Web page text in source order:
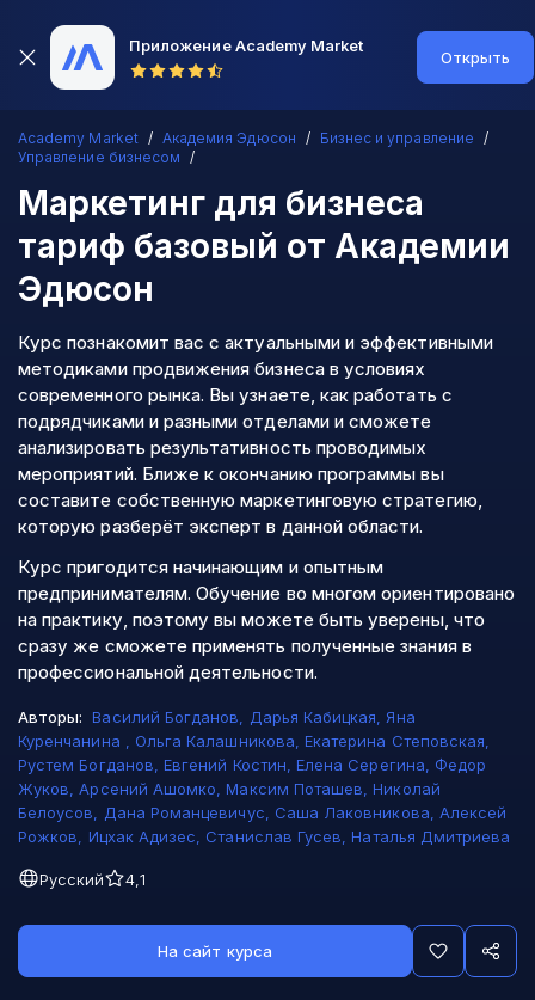
Приложение Academy Market
Открыть
Academy Market Академия Эдюсон
Бизнес и управление
Управление бизнесом
Маркетинг для бизнеса
тариф базовый от Академии
Эдюсон
Курс познакомит вас с актуальными и эффективными
методиками продвижения бизнеса в условиях
современного рынка. Вы узнаете, как работать с
подрядчиками и разными отделами и сможете
анализировать результативность проводимых
мероприятий. Ближе к окончанию программы вы
составите собственную маркетинговую стратегию,
которую разберёт эксперт в данной области.
Курс пригодится начинающим и опытным
предпринимателям. Обучение во многом ориентировано
на практику, поэтому вы можете быть уверены, что
сразу же сможете применять полученные знания в
профессиональной деятельности.
Авторы: Василий Богданов Дарья Кабицкая
Яна
Куренчанина
Ольга Калашникова Екатерина Степовская
Рустем Богданов
Евгений Костин Елена Серегина
Федор
Жуков
Арсений Ашомко Максим Поташев
Николай
Белоусов
Дана Романцевичус Саша Лаковникова
Алексей
Рожков
Ицхак Адизес Станислав Гусев Наталья Дмитриева
Русский 4,1
На сайт курса